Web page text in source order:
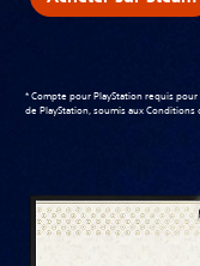
* Compte pour PlayStation requis
de PlayStation, soumis auxConditions